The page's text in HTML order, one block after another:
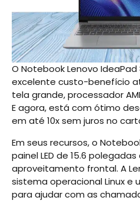
O Notebook Lenovo IdeaPad
excelente custo-benefício
tela grande, processador
E agora, está com ótimo
em até 10x sem juros no
Em seus recursos, o
painel LED de 15.6
aproveitamento frontal. A
sistema operacional Linux e
para ajudar com as